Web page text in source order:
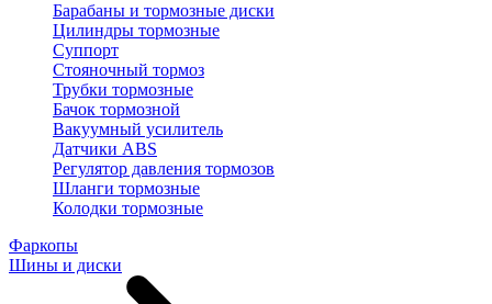
Барабаны и тормозные диски
Цилиндры тормозные
Суппорт
Стояночный тормоз
Трубки тормозные
Бачок тормозной
Вакуумный усилитель
Датчики ABS
Регулятор давления тормозов
Шланги тормозные
Колодки тормозные
Фаркопы
Шины и диски